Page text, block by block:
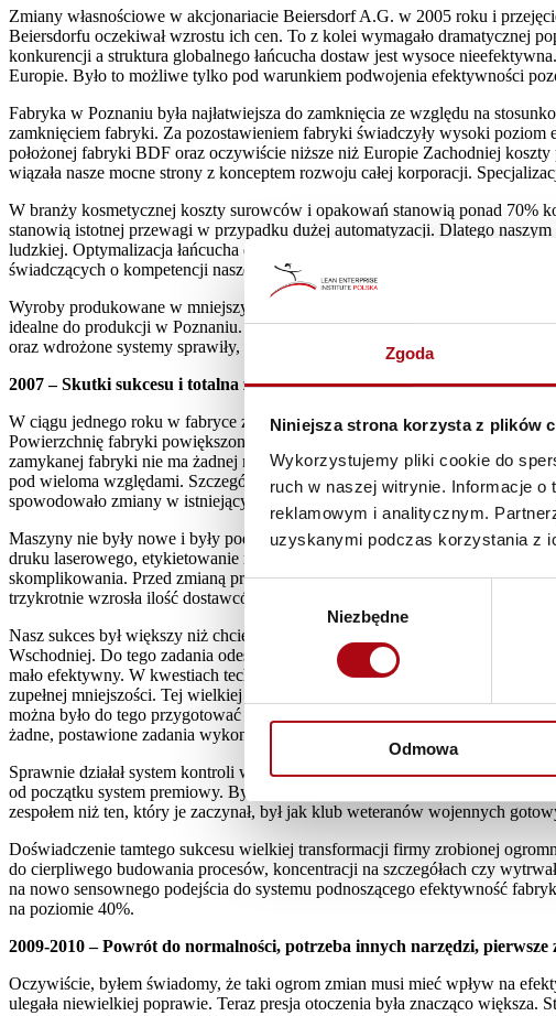
Zgoda
Niniejsza strona korzysta z plików
Wykorzystujemy pliki cookie do
ruch w naszej witrynie. Informacje
reklamowym i analitycznym.
uzyskanymi podczas korzystania z
Wybór
Niezbędne
Odmowa
Zmiany własnościowe w akcjonariacie Beiersdorf A.G. w 2005 roku i
Beiersdorfu oczekiwał wzrostu ich cen. To z kolei wymagało dramatycznej
konkurencji a struktura globalnego łańcucha dostaw jest wysoce
Europie. Było to możliwe tylko pod warunkiem podwojenia efektywności
Fabryka w Poznaniu była najłatwiejsza do zamknięcia ze względu na
zamknięciem fabryki. Za pozostawieniem fabryki świadczyły wysoki
położonej fabryki BDF oraz oczywiście niższe niż Europie Zachodniej
wiązała nasze mocne strony z konceptem rozwoju całej korporacji.
W branży kosmetycznej koszty surowców i opakowań stanowią ponad 70%
stanowią istotnej przewagi w przypadku dużej automatyzacji. Dlatego
ludzkiej. Optymalizacja łańcucha dostaw korporacji zakładała oczywiście
świadczących o kompetencji naszej firmy w ochronie skóry, czyli kosmetyków
Wyroby produkowane w mniejszych ilościach, bardzo krótkich partiach
idealne do produkcji w Poznaniu. Rzeczywiście, zaproponowana przez nas
oraz wdrożone systemy sprawiły, że Poznań wygrał tę trudną rywalizację.
2007 – Skutki sukcesu i totalna zmiana
W ciągu jednego roku w fabryce zaszły zasadnicze zmiany. Do Poznania
Powierzchnię fabryki powiększono dwukrotnie przenosząc do niej linie
zamykanej fabryki nie ma żadnej motywacji do współpracy. Niestety, nie
pod wieloma względami. Szczególnie trudne było ich dostosowanie pod
spowodowało zmiany w istniejących procesach i procedurach.
Maszyny nie były nowe i były poddawane przeróbkom, co utrudniało ich
druku laserowego, etykietowanie rotacyjne były dla naszych pracowników
skomplikowania. Przed zmianą produkowaliśmy 73 SKU a po niej 1200. W
trzykrotnie wzrosła ilość dostawców, spośród nich pozostało tylko kilku
Nasz sukces był większy niż chcieliśmy, bo oprócz rozbudowy fabryki,
Wschodniej. Do tego zadania odeszło z naszej organizacji około 30%
mało efektywny. W kwestiach technicznych praktycznie wszyscy byli
zupełnej mniejszości. Tej wielkiej zmiany nie dało się zaplanować. Ze
można było do tego przygotować całej organizacji i trzeba było działać ad
żadne, postawione zadania wykonane. Wydawało mi się wtedy, że ciągle
Sprawnie działał system kontroli wyników, kaskadowanie celów, opisy
od początku system premiowy. Było to myślenie bardzo naiwne. Zmieniło
zespołem niż ten, który je zaczynał, był jak klub weteranów wojennych
Doświadczenie tamtego sukcesu wielkiej transformacji firmy zrobionej
do cierpliwego budowania procesów, koncentracji na szczegółach czy
na nowo sensownego podejścia do systemu podnoszącego efektywność
na poziomie 40%.
2009-2010 – Powrót do normalności, potrzeba innych narzędzi,
Oczywiście, byłem świadomy, że taki ogrom zmian musi mieć wpływ na
ulegała niewielkiej poprawie. Teraz presja otoczenia była znacząco